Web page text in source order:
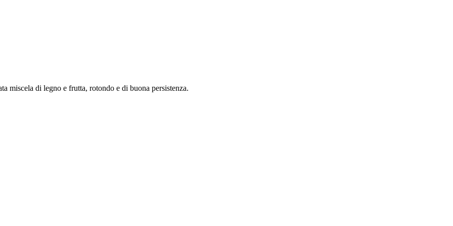
miscela di legno e frutta, rotondo e di buona persistenza.